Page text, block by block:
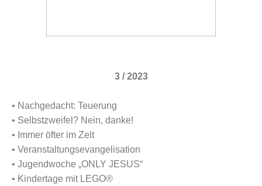
3 / 2023
• Nachgedacht: Teuerung
• Selbstzweifel? Nein, danke!
• Immer öfter im Zelt
• Veranstaltungsevangelisation
• Jugendwoche „ONLY JESUS“
• Kindertage mit LEGO®